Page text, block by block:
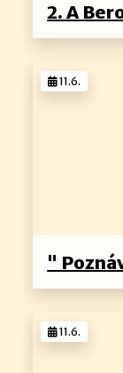
2. A
"
11.6.
11.6.